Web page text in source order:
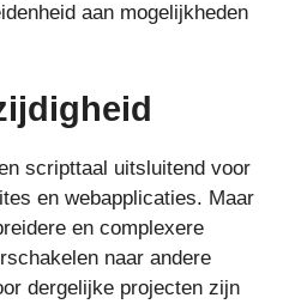
aan mogelijkheden
scripttaal uitsluitend voor
en webapplicaties. Maar
en complexere
naar andere
dergelijke projecten zijn